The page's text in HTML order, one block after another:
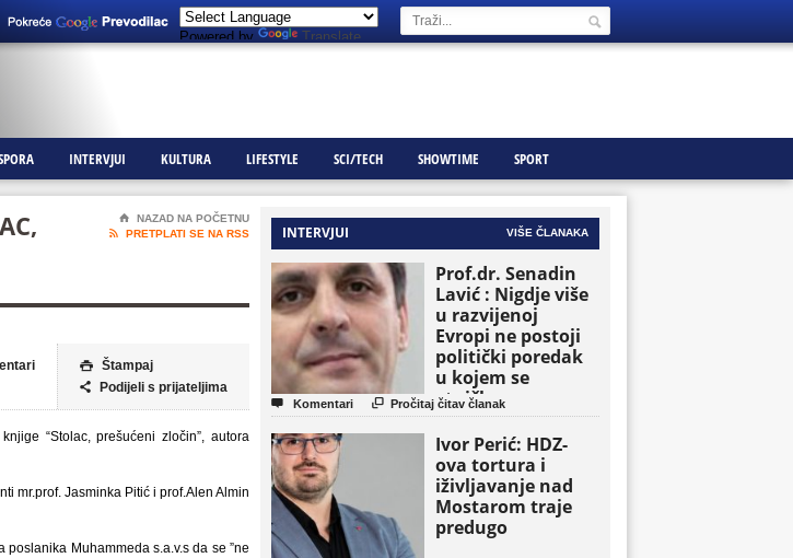
Powered by Translate
INTERVJUI KULTURA LIFESTYLE SCI/TECH SHOWTIME SPORT
⌂
NAZAD NA POČETNU

PRETPLATI SE NA RSS
 Štampaj
 Podijeli s prijateljima
“Stolac, prešućeni zločin”, autora
mr.prof. Jasminka Pitić i prof.Alen Almin
Muhammeda s.a.v.s da se ”ne
INTERVJUI VIŠE ČLANAKA
Prof.dr. Senadin
Lavić : Nigdje više
u razvijenoj
Evropi ne postoji
politički poredak
u kojem se
etničke grupe
pojavljuju kao
osnovne političke
jedinice
 Komentari  Pročitaj čitav članak
Ivor Perić: HDZ-
ova tortura i
iživljavanje nad
Mostarom traje
predugo